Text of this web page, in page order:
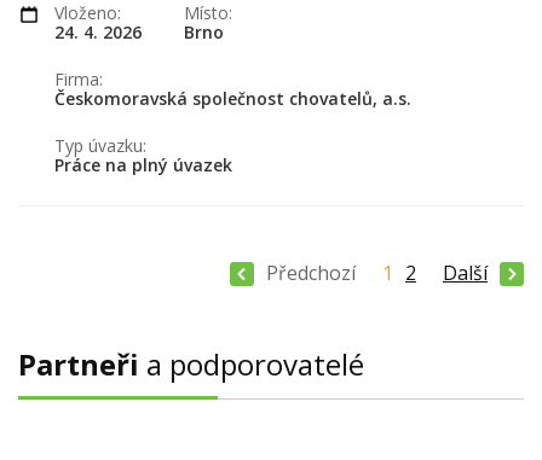
Vloženo:
24. 4. 2026
Místo:
Brno
Firma:
Českomoravská společnost chovatelů, a.s.
Typ úvazku:
Práce na plný úvazek
Předchozí 1 2 Další
Partneři a podporovatelé